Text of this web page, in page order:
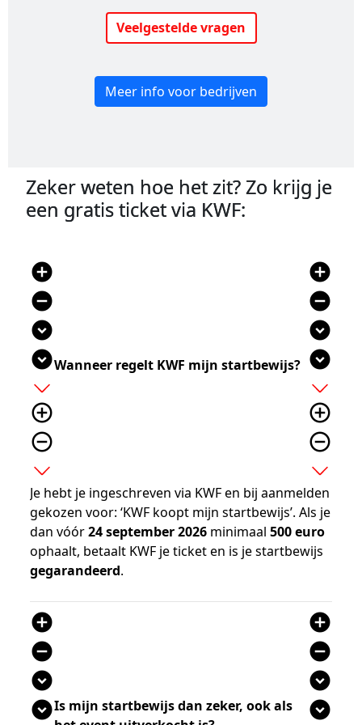
Veelgestelde vragen
Meer info voor bedrijven
Zeker weten hoe het zit? Zo krijg je
een gratis ticket via KWF:
add_circle
remove_circle
expand_circle_down
expand_circle_down
add
add_circle_outline
remove_circle_outline
expand_more
Wanneer regelt KWF mijn startbewijs?
add_circle
remove_circle
expand_circle_down
expand_circle_down
add
add_circle_outline
remove_circle_outline
expand_more
Je hebt je ingeschreven via KWF en bij aanmelden
gekozen voor: ‘KWF koopt mijn startbewijs’. Als je
dan vóór24 september 2026 minimaal 500 euro
ophaalt, betaalt KWF je ticket en is je startbewijs
gegarandeerd.
add_circle
remove_circle
expand_circle_down
expand_circle_downIs mijn startbewijs dan zeker, ook als
add_circle
remove_circle
expand_circle_down
expand_circle_down